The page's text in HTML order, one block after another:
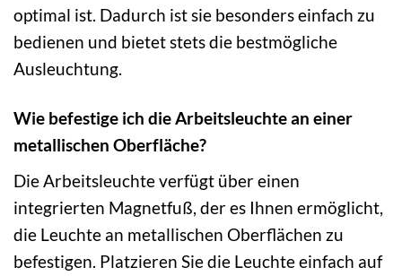
optimal ist. Dadurch ist sie besonders einfach zu
bedienen und bietet stets die bestmögliche
Ausleuchtung.
Wie befestige ich die Arbeitsleuchte an einer
metallischen Oberfläche?
Die Arbeitsleuchte verfügt über einen
integrierten Magnetfuß, der es Ihnen ermöglicht,
die Leuchte an metallischen Oberflächen zu
befestigen. Platzieren Sie die Leuchte einfach auf